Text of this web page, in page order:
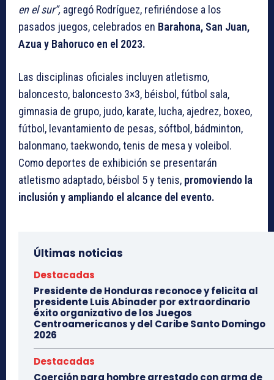
en el sur”, agregó Rodríguez, refiriéndose a los
pasados juegos, celebrados en Barahona, San Juan,
Azua y Bahoruco en el 2023.
Las disciplinas oficiales incluyen atletismo,
baloncesto, baloncesto 3×3, béisbol, fútbol sala,
gimnasia de grupo, judo, karate, lucha, ajedrez, boxeo,
fútbol, levantamiento de pesas, sóftbol, bádminton,
balonmano, taekwondo, tenis de mesa y voleibol.
Como deportes de exhibición se presentarán
atletismo adaptado, béisbol 5 y tenis, promoviendo la
inclusión y ampliando el alcance del evento.
Últimas noticias
Destacadas
Presidente de Honduras reconoce y felicita al
presidente Luis Abinader por extraordinario
éxito organizativo de los Juegos
Centroamericanos y del Caribe Santo Domingo
2026
Destacadas
Coerción para hombre arrestado con arma de